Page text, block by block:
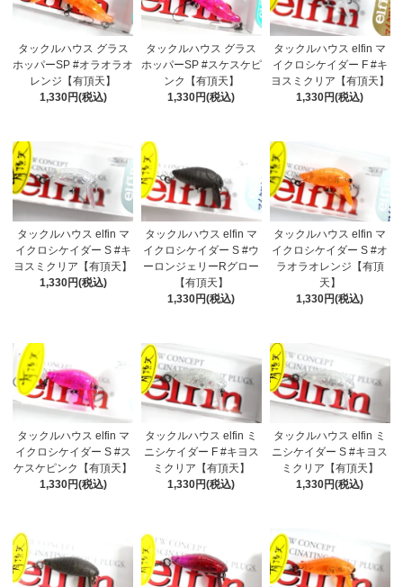
タックルハウス グラス
ホッパーSP #オラオラオ
レンジ【有頂天】
1,330円(税込)
タックルハウス グラス
ホッパーSP #スケスケピ
ンク【有頂天】
1,330円(税込)
タックルハウス elfin マ
イクロシケイダー F #キ
ヨスミクリア【有頂天】
1,330円(税込)
タックルハウス elfin マ
イクロシケイダー S #キ
ヨスミクリア【有頂天】
1,330円(税込)
タックルハウス elfin マ
イクロシケイダー S #ウ
ーロンジェリーRグロー
【有頂天】
1,330円(税込)
タックルハウス elfin マ
イクロシケイダー S #オ
ラオラオレンジ【有頂
天】
1,330円(税込)
タックルハウス elfin マ
イクロシケイダー S #ス
ケスケピンク【有頂天】
1,330円(税込)
タックルハウス elfin ミ
ニシケイダー F #キヨス
ミクリア【有頂天】
1,330円(税込)
タックルハウス elfin ミ
ニシケイダー S #キヨス
ミクリア【有頂天】
1,330円(税込)